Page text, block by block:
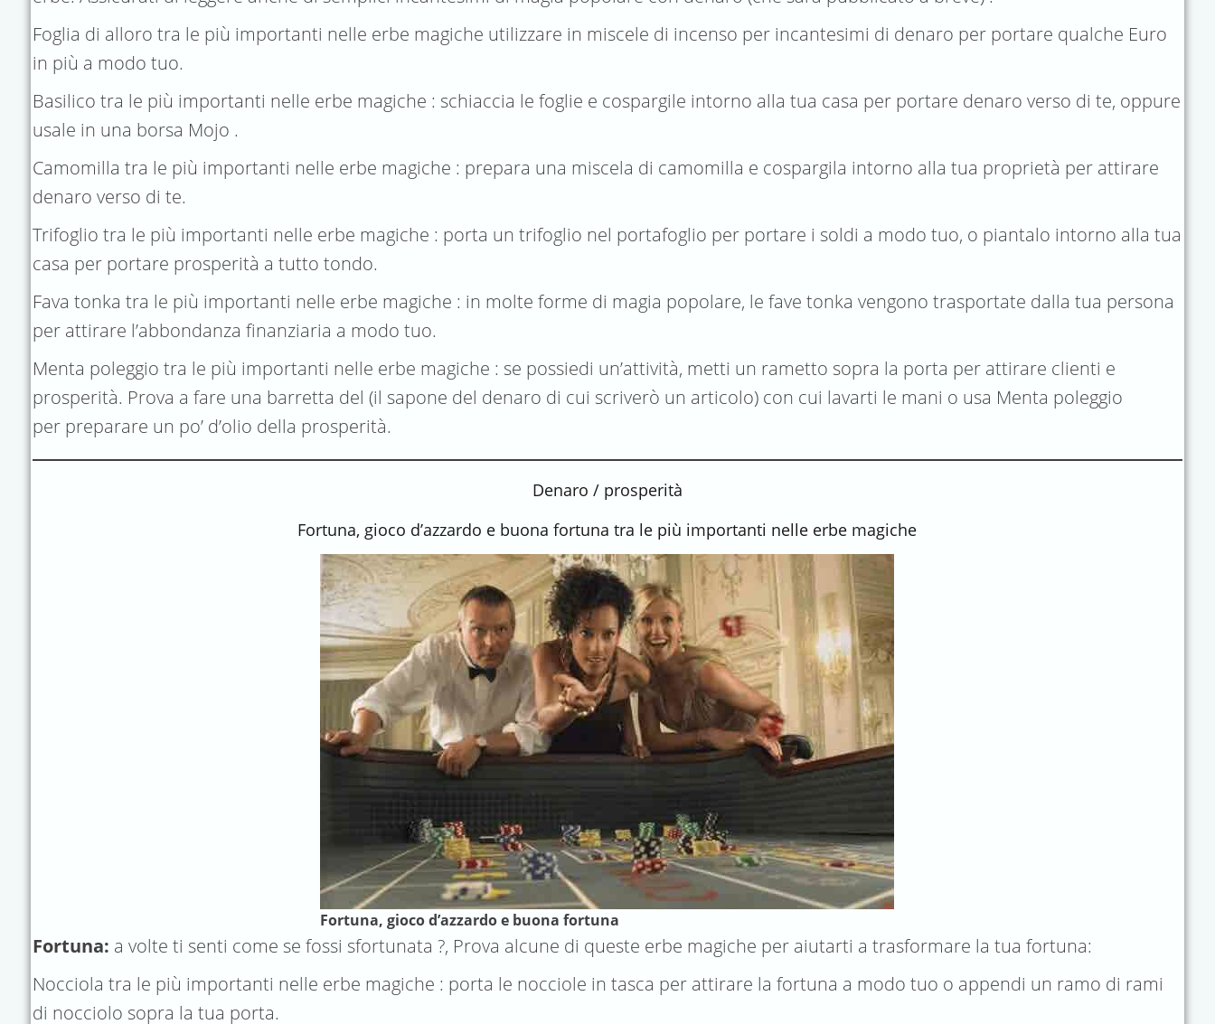
Foglia di alloro tra le più importanti nelle erbe magiche utilizzare in miscele di incenso per incantesimi di denaro per portare qualche Euro
in più a modo tuo.
Basilico tra le più importanti nelle erbe magiche : schiaccia le foglie e cospargile intorno alla tua casa per portare denaro verso di te, oppure
usale in una borsa Mojo .
Camomilla tra le più importanti nelle erbe magiche : prepara una miscela di camomilla e cospargila intorno alla tua proprietà per attirare
denaro verso di te.
Trifoglio tra le più importanti nelle erbe magiche : porta un trifoglio nel portafoglio per portare i soldi a modo tuo, o piantalo intorno alla tua
casa per portare prosperità a tutto tondo.
Fava tonka tra le più importanti nelle erbe magiche : in molte forme di magia popolare, le fave tonka vengono trasportate dalla tua persona
per attirare l’abbondanza finanziaria a modo tuo.
Menta poleggio tra le più importanti nelle erbe magiche : se possiedi un’attività, metti un rametto sopra la porta per attirare clienti e
prosperità. Prova a fare una barretta del (il sapone del denaro di cui scriverò un articolo) con cui lavarti le mani o usa Menta poleggio
per preparare un po’ d’olio della prosperità.
Denaro / prosperità
Fortuna, gioco d’azzardo e buona fortuna tra le più importanti nelle erbe magiche
Fortuna, gioco d’azzardo e buona fortuna
Fortuna: a volte ti senti come se fossi sfortunata ?, Prova alcune di queste erbe magiche per aiutarti a trasformare la tua fortuna:
Nocciola tra le più importanti nelle erbe magiche : porta le nocciole in tasca per attirare la fortuna a modo tuo o appendi un ramo di rami
di nocciolo sopra la tua porta.